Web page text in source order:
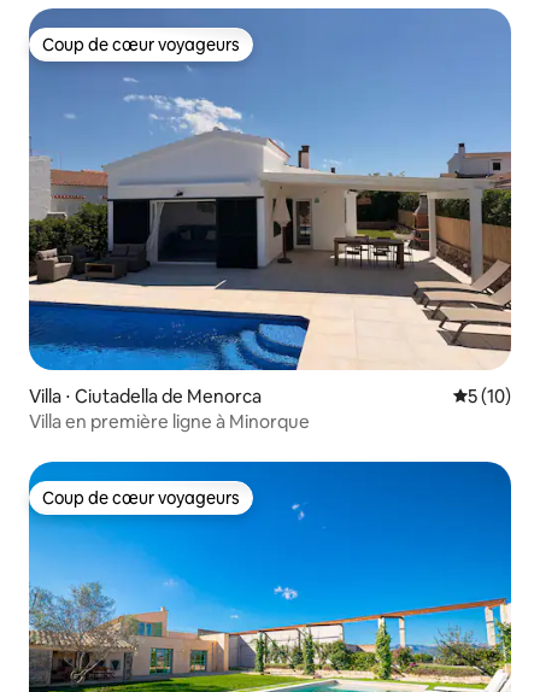
Coup de cœur voyageurs
Coup de cœur voyageurs
Villa ⋅ Ciutadella de Menorca
5 (10)
Villa en première ligne à Minorque
Coup de cœur voyageurs
Coup de cœur voyageurs